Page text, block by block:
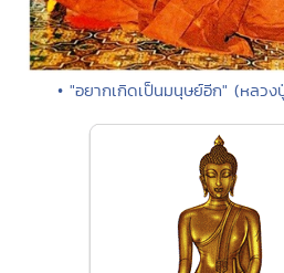
• "อยากเกิดเป็นมนุษย์อีก" (หลวง